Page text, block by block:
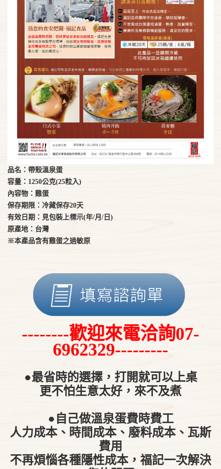
品名：帶殼溫泉蛋
容量：1250公克(25粒入)
內容物：雞蛋
保存期限：冷藏保存20天
有效日期：見包裝上標示(年/月/日)
原產地：台灣
※本產品含有雞蛋之過敏原
--------歡迎來電洽詢07-
6962329---------
●最省時的選擇，打開就可以上桌
更不怕生意太好，來不及煮
●自己做溫泉蛋費時費工
人力成本、時間成本、廢料成本、瓦斯
費用
不再煩惱各種隱性成本，福記一次解決